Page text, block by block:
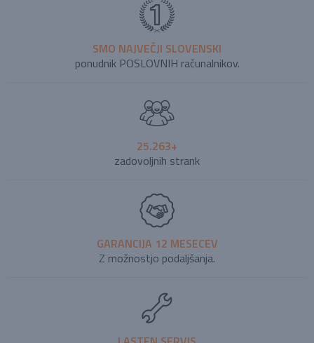
SMO NAJVEČJI SLOVENSKI
ponudnik POSLOVNIH računalnikov.
25.263+
zadovoljnih strank
GARANCIJA 12 MESECEV
Z možnostjo podaljšanja.